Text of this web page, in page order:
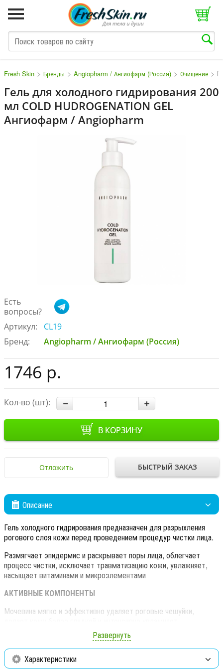
Fresh Skin > Бренды > Angiopharm / Ангиофарм (Россия) > Очищение >
Гель для холодного гидрирования 200
мл COLD HUDROGENATION GEL
Ангиофарм / Angiopharm
Есть
вопросы?
Артикул:
CL19
Бренд:
Angiopharm / Ангиофарм (Россия)
1746 р.
Кол-во (шт):
В КОРЗИНУ
Отложить БЫСТРЫЙ ЗАКАЗ
Описание
Гель холодного гидрирования предназначен для разрыхления
рогового слоя кожи перед проведением процедур чистки лица.
Размягчает эпидермис и раскрывает поры лица, облегчает
процесс чистки, исключает травматизацию кожи, увлажняет,
насыщает витаминами и микроэлементами
АКТИВНЫЕ КОМПОНЕНТЫ
Мочевина мягко и эффективно удаляет роговые чешуйки,
Сок алоэ вера содержит около двухсот уникальных
компонентов, которые, взаимодействуя друг с другом,
благотворно сказываются на увлажнении, питании и очищении
Развернуть
Характеристики
M N O P Q S T V